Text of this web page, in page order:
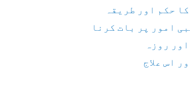
حکم اور طریقہ
امور پر بات کرنا
روزہ
اس علاج